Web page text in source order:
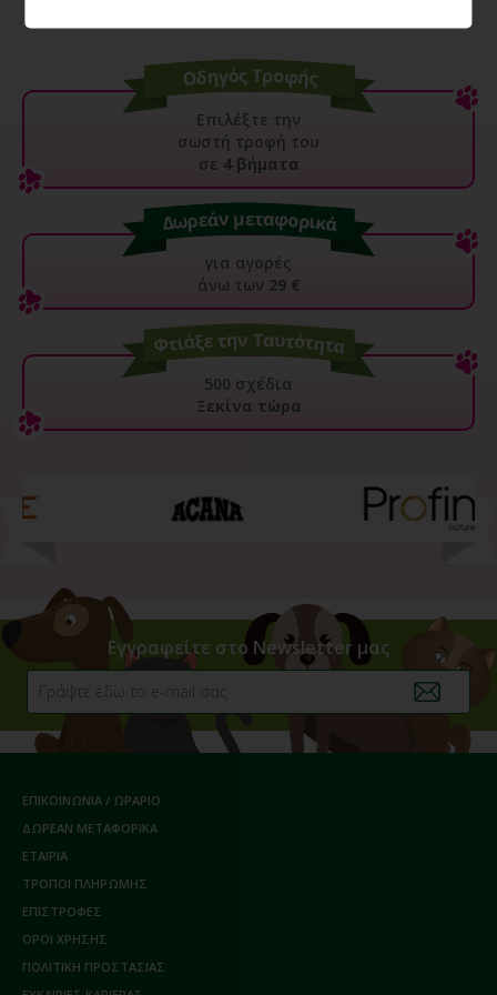
Επιλέξτε την
σωστή τροφή του
σε 4 βήματα
για αγορές
άνω των 29 €
500 σχέδια
Ξεκίνα τώρα
Εγγραφείτε στο Newsletter μας
ΕΠΙΚΟΙΝΩΝΙΑ / ΩΡΑΡΙΟ
ΔΩΡΕΑΝ ΜΕΤΑΦΟΡΙΚΑ
ΕΤΑΙΡΙΑ
ΤΡΟΠΟΙ ΠΛΗΡΩΜΗΣ
ΕΠΙΣΤΡΟΦΕΣ
ΟΡΟΙ ΧΡΗΣΗΣ
ΠΟΛΙΤΙΚΗ ΠΡΟΣΤΑΣΙΑΣ